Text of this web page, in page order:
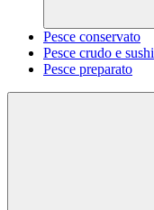
Pesce conservato
Pesce crudo e sushi
Pesce preparato